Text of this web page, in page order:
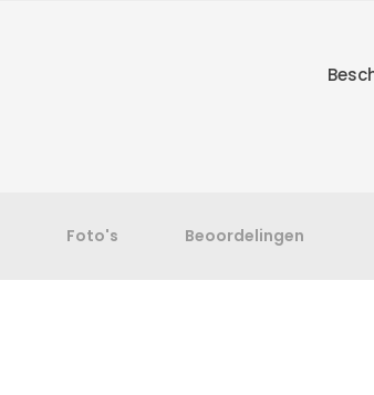
Foto's Beoordelingen